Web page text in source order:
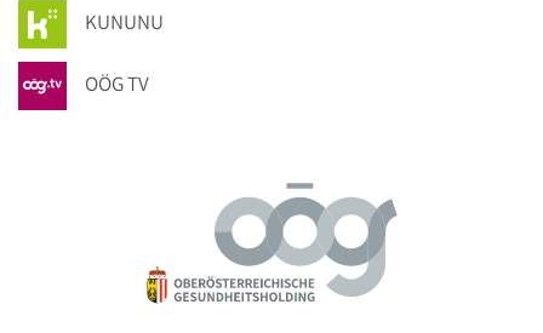
KUNUNU
OÖG TV